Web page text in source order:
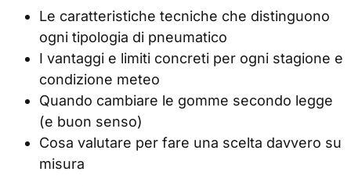
Le caratteristiche tecniche che distinguono
ogni tipologia di pneumatico
I vantaggi e limiti concreti per ogni stagione e
condizione meteo
Quando cambiare le gomme secondo legge
(e buon senso)
Cosa valutare per fare una scelta davvero su
misura